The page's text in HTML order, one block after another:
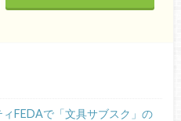
FEDAで「文具サブスク」の